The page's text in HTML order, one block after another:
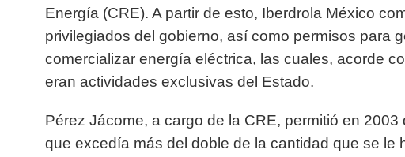
Energía (CRE). A partir de esto, Iberdrola México
privilegiados del gobierno, así como permisos para
comercializar energía eléctrica, las cuales, acorde
eran actividades exclusivas del Estado.
Pérez Jácome, a cargo de la CRE, permitió en
que excedía más del doble de la cantidad que se le